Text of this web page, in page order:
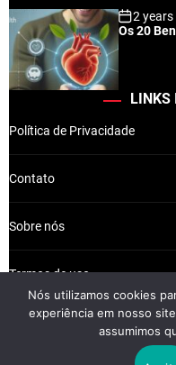
2
Os 20
LINKS
Política de Privacidade
Contato
Sobre nós
Termos de uso
Nós utilizamos cookies
experiência em nosso
assumimos